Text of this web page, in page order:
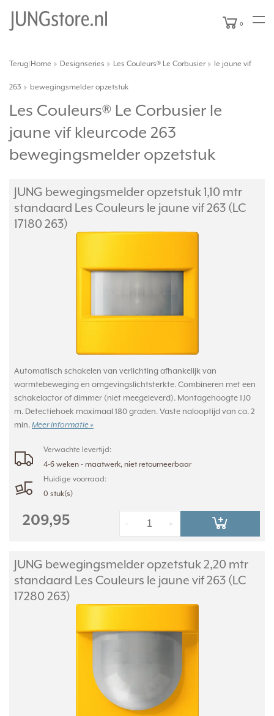
0
Terug Home Designseries Les Couleurs® Le Corbusier le jaune vif
263 bewegingsmelder opzetstuk
Les Couleurs® Le Corbusier le
jaune vif kleurcode 263
bewegingsmelder opzetstuk
JUNG bewegingsmelder opzetstuk 1,10 mtr
standaard Les Couleurs le jaune vif 263 (LC
17180 263)
Automatisch schakelen van verlichting afhankelijk van
warmtebeweging en omgevingslichtsterkte. Combineren met een
schakelactor of dimmer (niet meegeleverd). Montagehoogte 1,10
m. Detectiehoek maximaal 180 graden. Vaste nalooptijd van ca. 2
min. Meer informatie »
Verwachte levertijd:
4-6 weken - maatwerk, niet retourneerbaar
Huidige voorraad:
0 stuk(s)
209,95 +
-
JUNG bewegingsmelder opzetstuk 2,20 mtr
standaard Les Couleurs le jaune vif 263 (LC
17280 263)